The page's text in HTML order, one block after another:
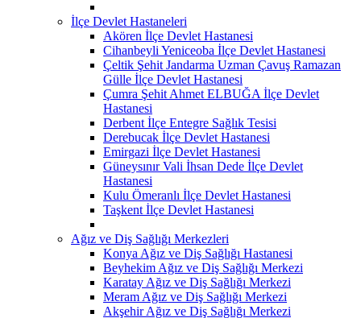
İlçe Devlet Hastaneleri
Akören İlçe Devlet Hastanesi
Cihanbeyli Yeniceoba İlçe Devlet Hastanesi
Çeltik Şehit Jandarma Uzman Çavuş Ramazan
Gülle İlçe Devlet Hastanesi
Çumra Şehit Ahmet ELBUĞA İlçe Devlet
Hastanesi
Derbent İlçe Entegre Sağlık Tesisi
Derebucak İlçe Devlet Hastanesi
Emirgazi İlçe Devlet Hastanesi
Güneysınır Vali İhsan Dede İlçe Devlet
Hastanesi
Kulu Ömeranlı İlçe Devlet Hastanesi
Taşkent İlçe Devlet Hastanesi
Ağız ve Diş Sağlığı Merkezleri
Konya Ağız ve Diş Sağlığı Hastanesi
Beyhekim Ağız ve Diş Sağlığı Merkezi
Karatay Ağız ve Diş Sağlığı Merkezi
Meram Ağız ve Diş Sağlığı Merkezi
Akşehir Ağız ve Diş Sağlığı Merkezi